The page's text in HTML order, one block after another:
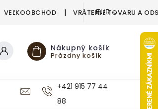
VEĽKOOBCHOD VRÁTENIE TOVARU A
EUR
Nákupný košík
Prázdny košík
KUCHYŇA KÚPEĽŇA
+421 915 77 44
88